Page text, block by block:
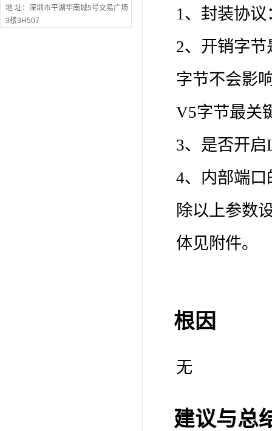
地 址：深圳市平湖华南城5号交易广场
3楼3H507
1、封装协议
2、开销字
字节不会影
V5字节最关
3、是否开
4、内部端
除以上参数
体见附件。
根因
无
建议与总